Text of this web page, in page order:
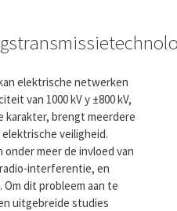
elektrische netwerken
van 1000 kV y ±800 kV,
karakter, brengt meerdere
veiligheid.
meer de invloed van
interferentie, en
dit probleem aan te
uitgebreide studies